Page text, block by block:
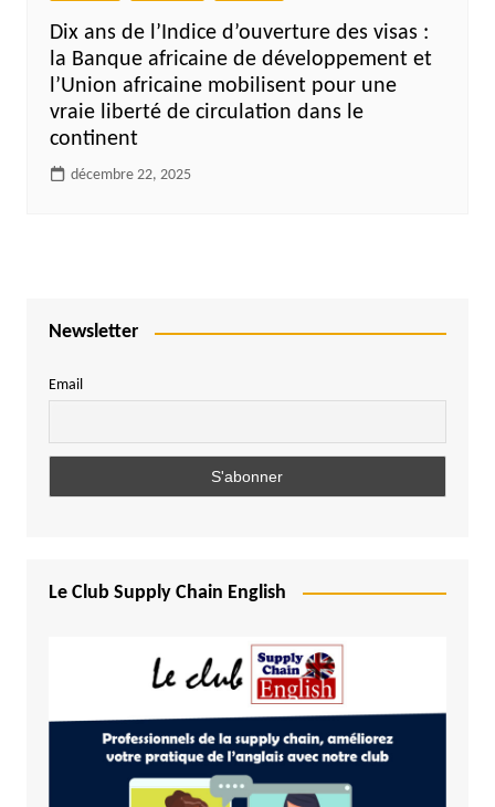
Dix ans de l’Indice d’ouverture des visas :
la Banque africaine de développement et
l’Union africaine mobilisent pour une
vraie liberté de circulation dans le
continent
décembre 22, 2025
Newsletter
Email
Le Club Supply Chain English